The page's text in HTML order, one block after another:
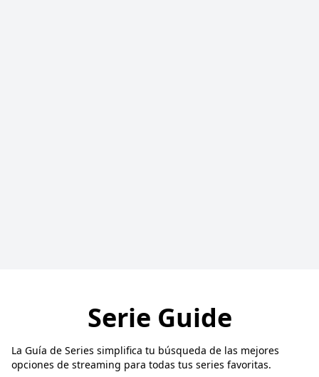
Serie Guide
La Guía de Series simplifica tu búsqueda de las mejores
opciones de streaming para todas tus series favoritas.